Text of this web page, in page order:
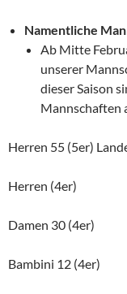
Namentliche
Ab Mitte
unserer
dieser Saison
Mannschaften
Herren 55 (5er)
Herren (4er)
Damen 30 (4er)
Bambini 12 (4er)